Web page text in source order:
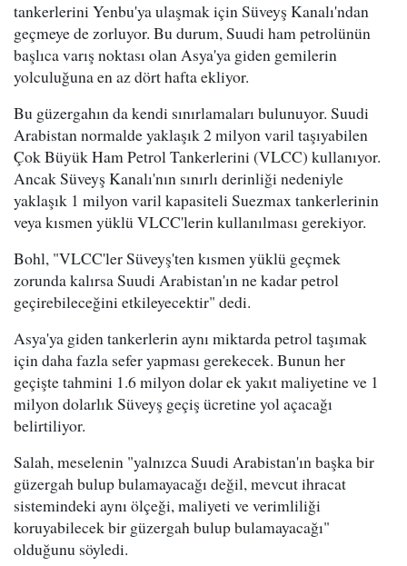
tankerlerini Yenbu'ya ulaşmak için Süveyş Kanalı'ndan
geçmeye de zorluyor. Bu durum, Suudi ham petrolünün
başlıca varış noktası olan Asya'ya giden gemilerin
yolculuğuna en az dört hafta ekliyor.
Bu güzergahın da kendi sınırlamaları bulunuyor. Suudi
Arabistan normalde yaklaşık 2 milyon varil taşıyabilen
Çok Büyük Ham Petrol Tankerlerini (VLCC) kullanıyor.
Ancak Süveyş Kanalı'nın sınırlı derinliği nedeniyle
yaklaşık 1 milyon varil kapasiteli Suezmax tankerlerinin
veya kısmen yüklü VLCC'lerin kullanılması gerekiyor.
Bohl, "VLCC'ler Süveyş'ten kısmen yüklü geçmek
zorunda kalırsa Suudi Arabistan'ın ne kadar petrol
geçirebileceğini etkileyecektir" dedi.
Asya'ya giden tankerlerin aynı miktarda petrol taşımak
için daha fazla sefer yapması gerekecek. Bunun her
geçişte tahmini 1.6 milyon dolar ek yakıt maliyetine ve 1
milyon dolarlık Süveyş geçiş ücretine yol açacağı
belirtiliyor.
Salah, meselenin "yalnızca Suudi Arabistan'ın başka bir
güzergah bulup bulamayacağı değil, mevcut ihracat
sistemindeki aynı ölçeği, maliyeti ve verimliliği
koruyabilecek bir güzergah bulup bulamayacağı"
olduğunu söyledi.